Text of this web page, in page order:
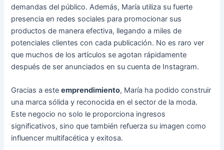
demandas del público. Además, María utiliza su fuerte
presencia en redes sociales para promocionar sus
productos de manera efectiva, llegando a miles de
potenciales clientes con cada publicación. No es raro ver
que muchos de los artículos se agotan rápidamente
después de ser anunciados en su cuenta de Instagram.
Gracias a esteemprendimiento, María ha podido construir
una marca sólida y reconocida en el sector de la moda.
Este negocio no solo le proporciona ingresos
significativos, sino que también refuerza su imagen como
influencer multifacética y exitosa.